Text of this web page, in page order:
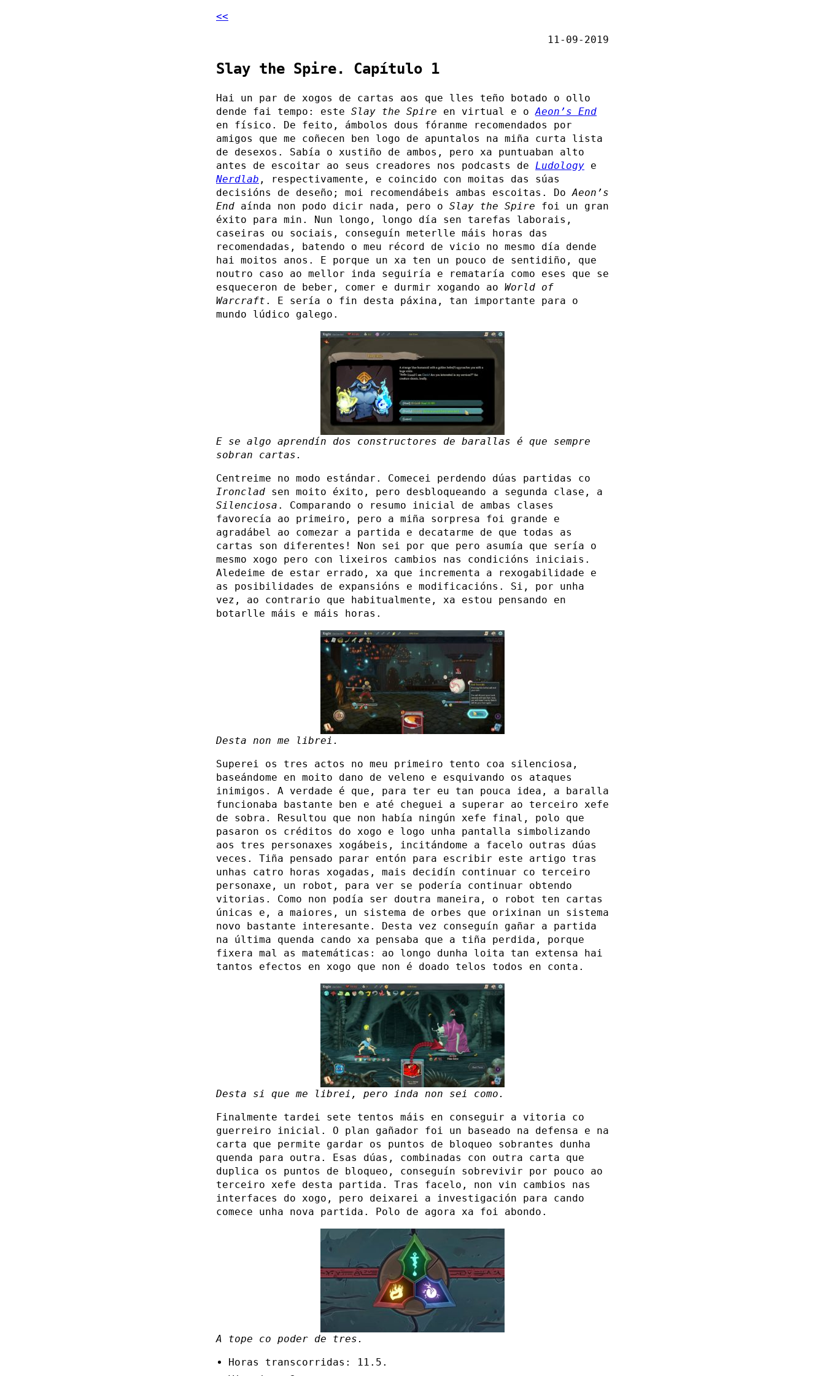
<<
11-09-2019
Slay the Spire. Capítulo 1
Hai un par de xogos de cartas aos que lles teño botado o ollo
dende fai tempo: este Slay the Spire en virtual e oAeon’s End
en físico. De feito, ámbolos dous fóranme recomendados por
amigos que me coñecen ben logo de apuntalos na miña curta lista
de desexos. Sabía o xustiño de ambos, pero xa puntuaban alto
antes de escoitar ao seus creadores nos podcasts de Ludology e
Nerdlab , respectivamente, e coincido con moitas das súas
decisións de deseño; moi recomendábeis ambas escoitas. DoAeon’s
End aínda non podo dicir nada, pero o Slay the Spire foi un gran
éxito para min. Nun longo, longo día sen tarefas laborais,
caseiras ou sociais, conseguín meterlle máis horas das
recomendadas, batendo o meu récord de vicio no mesmo día dende
hai moitos anos. E porque un xa ten un pouco de sentidiño, que
noutro caso ao mellor inda seguiría e remataría como eses que se
esqueceron de beber, comer e durmir xogando ao World of
Warcraft . E sería o fin desta páxina, tan importante para o
mundo lúdico galego.
E se algo aprendín dos constructores de barallas é que sempre
sobran cartas.
Centreime no modo estándar. Comecei perdendo dúas partidas co
Ironclad sen moito éxito, pero desbloqueando a segunda clase, a
Silenciosa . Comparando o resumo inicial de ambas clases
favorecía ao primeiro, pero a miña sorpresa foi grande e
agradábel ao comezar a partida e decatarme de que todas as
cartas son diferentes! Non sei por que pero asumía que sería o
mesmo xogo pero con lixeiros cambios nas condicións iniciais.
Aledeime de estar errado, xa que incrementa a rexogabilidade e
as posibilidades de expansións e modificacións. Si, por unha
vez, ao contrario que habitualmente, xa estou pensando en
botarlle máis e máis horas.
Desta non me librei.
Superei os tres actos no meu primeiro tento coa silenciosa,
baseándome en moito dano de veleno e esquivando os ataques
inimigos. A verdade é que, para ter eu tan pouca idea, a baralla
funcionaba bastante ben e até cheguei a superar ao terceiro xefe
de sobra. Resultou que non había ningún xefe final, polo que
pasaron os créditos do xogo e logo unha pantalla simbolizando
aos tres personaxes xogábeis, incitándome a facelo outras dúas
veces. Tiña pensado parar entón para escribir este artigo tras
unhas catro horas xogadas, mais decidín continuar co terceiro
personaxe, un robot, para ver se podería continuar obtendo
vitorias. Como non podía ser doutra maneira, o robot ten cartas
únicas e, a maiores, un sistema de orbes que orixinan un sistema
novo bastante interesante. Desta vez conseguín gañar a partida
na última quenda cando xa pensaba que a tiña perdida, porque
fixera mal as matemáticas: ao longo dunha loita tan extensa hai
tantos efectos en xogo que non é doado telos todos en conta.
Desta si que me librei, pero inda non sei como.
Finalmente tardei sete tentos máis en conseguir a vitoria co
guerreiro inicial. O plan gañador foi un baseado na defensa e na
carta que permite gardar os puntos de bloqueo sobrantes dunha
quenda para outra. Esas dúas, combinadas con outra carta que
duplica os puntos de bloqueo, conseguín sobrevivir por pouco ao
terceiro xefe desta partida. Tras facelo, non vin cambios nas
interfaces do xogo, pero deixarei a investigación para cando
comece unha nova partida. Polo de agora xa foi abondo.
A tope co poder de tres.
Horas transcorridas: 11.5.